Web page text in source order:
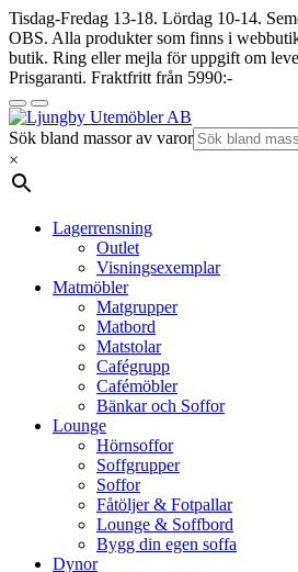
Tisdag-Fredag 13-18. Lördag 10-14.
OBS. Alla produkter som finns i
butik. Ring eller mejla för uppgift om
Prisgaranti. Fraktfritt från 5990:-
Sök bland massor av varor
×
Lagerrensning
Outlet
Visningsexemplar
Matmöbler
Matgrupper
Matbord
Matstolar
Cafégrupp
Cafémöbler
Bänkar och Soffor
Lounge
Hörnsoffor
Soffgrupper
Soffor
Fåtöljer & Fotpallar
Lounge & Soffbord
Bygg din egen soffa
Dynor